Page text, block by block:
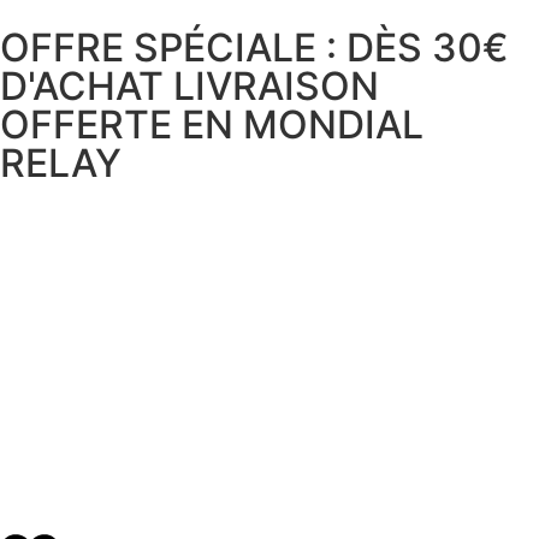
OFFRE SPÉCIALE : DÈS 30€
D'ACHAT LIVRAISON
OFFERTE EN MONDIAL
RELAY